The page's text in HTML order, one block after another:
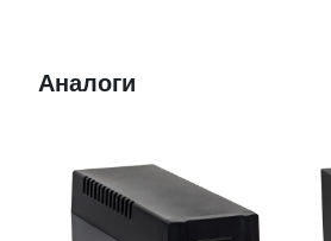
Аналоги